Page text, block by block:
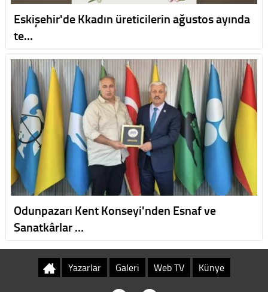
Eskişehir'de Kkadın üreticilerin ağustos ayında
te…
Odunpazarı Kent Konseyi'nden Esnaf ve
Sanatkârlar …
Yazarlar Galeri Web TV Künye